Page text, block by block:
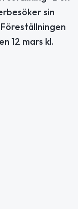
sin
12 mars kl.